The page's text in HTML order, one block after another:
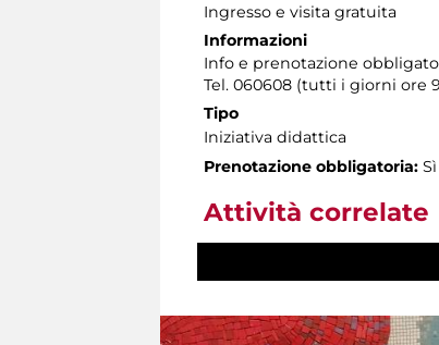
Ingresso e visita gratuita
Informazioni
Info e prenotazione
Tel. 060608 (tutti i giorni ore
Tipo
Iniziativa didattica
Prenotazione obbligatoria: Sì
Attività correlate